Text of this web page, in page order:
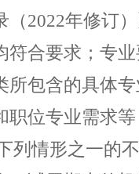
（2022年修订
符合要求；专
所包含的具体
职位专业需求
列情形之一的